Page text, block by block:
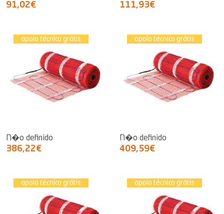
91,02€ 111,93€
apoio técnico grátis
N�o definido
386,22€
apoio técnico grátis
N�o definido
409,59€
apoio técnico grátis apoio técnico grátis